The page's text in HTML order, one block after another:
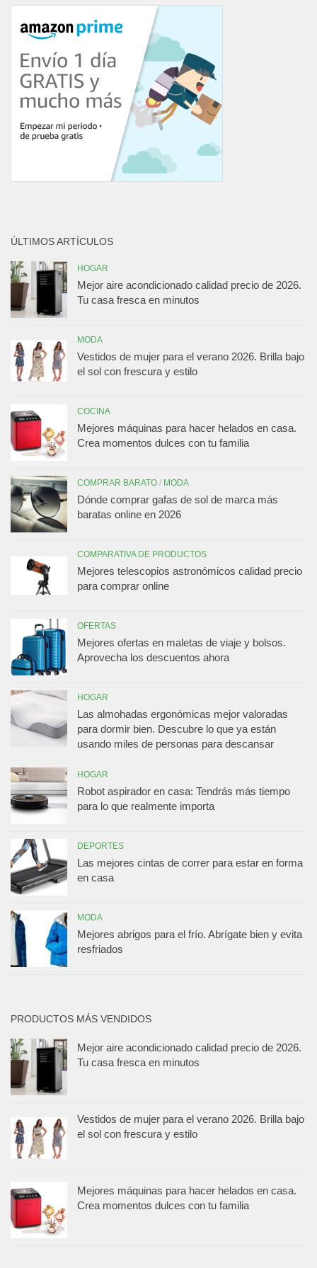
ÚLTIMOS ARTÍCULOS
HOGAR
Mejor aire acondicionado calidad precio de 2026.
Tu casa fresca en minutos
MODA
Vestidos de mujer para el verano 2026. Brilla bajo
el sol con frescura y estilo
COCINA
Mejores máquinas para hacer helados en casa.
Crea momentos dulces con tu familia
COMPRAR BARATO / MODA
Dónde comprar gafas de sol de marca más
baratas online en 2026
COMPARATIVA DE PRODUCTOS
Mejores telescopios astronómicos calidad precio
para comprar online
OFERTAS
Mejores ofertas en maletas de viaje y bolsos.
Aprovecha los descuentos ahora
HOGAR
Las almohadas ergonómicas mejor valoradas
para dormir bien. Descubre lo que ya están
usando miles de personas para descansar
HOGAR
Robot aspirador en casa: Tendrás más tiempo
para lo que realmente importa
DEPORTES
Las mejores cintas de correr para estar en forma
en casa
MODA
Mejores abrigos para el frío. Abrígate bien y evita
resfriados
PRODUCTOS MÁS VENDIDOS
Mejor aire acondicionado calidad precio de 2026.
Tu casa fresca en minutos
Vestidos de mujer para el verano 2026. Brilla bajo
el sol con frescura y estilo
Mejores máquinas para hacer helados en casa.
Crea momentos dulces con tu familia